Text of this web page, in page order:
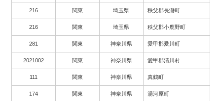
216 関東 埼玉県 秩父郡長瀞町
216 関東 埼玉県 秩父郡小鹿野町
281 関東 神奈川県 愛甲郡愛川町
2021002 関東 神奈川県 愛甲郡清川村
111 関東 神奈川県 真鶴町
174 関東 神奈川県 湯河原町